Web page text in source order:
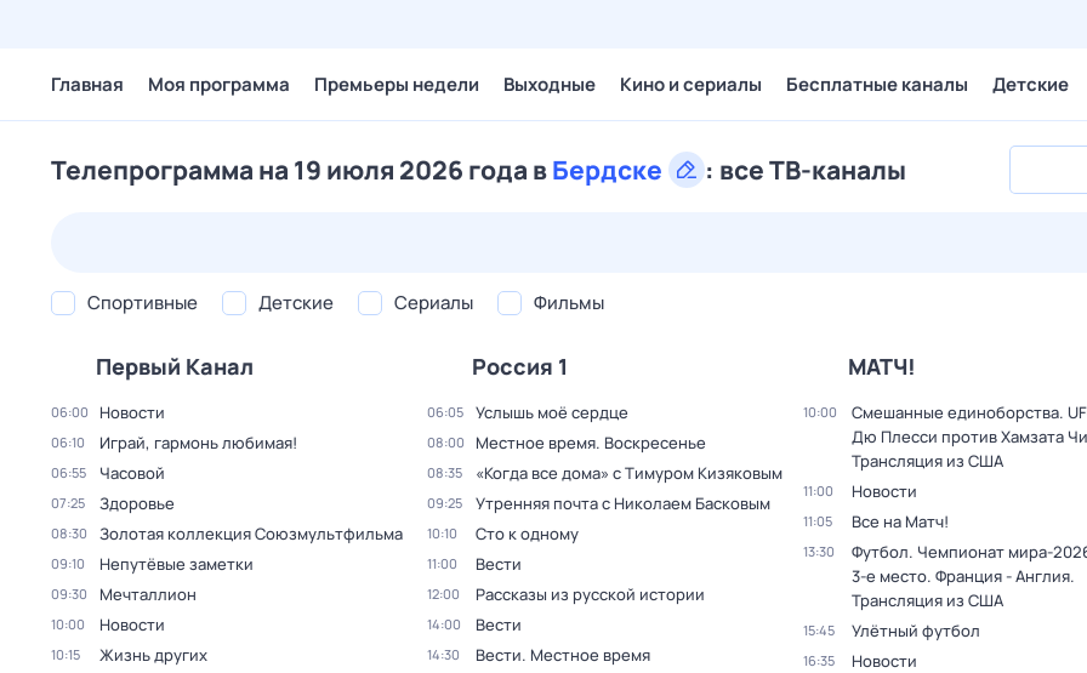
Главная Моя программа Премьеры недели Выходные Кино и сериалы Бесплатные каналы Детские
Телепрограмма на 19 июля 2026 года вБердске : все ТВ-каналы
Спортивные Детские Сериалы Фильмы
Первый Канал
06:00 Новости
06:10 Играй, гармонь любимая!
06:55 Часовой
07:25 Здоровье
08:30 Золотая коллекция Союзмультфильма
09:10 Непутёвые заметки
09:30 Мечталлион
10:00 Новости
10:15 Жизнь других
Россия 1
06:05 Услышь моё сердце
08:00 Местное время. Воскресенье
08:35 «Когда все дома» с Тимуром Кизяковым
09:25 Утренняя почта с Николаем Басковым
10:10 Сто к одному
11:00 Вести
12:00 Рассказы из русской истории
14:00 Вести
14:30 Вести. Местное время
МАТЧ!
10:00
Смешанные единоборства.
Дю Плесси против Хамзата
Трансляция из США
11:00 Новости
11:05 Все на Матч!
13:30
Футбол. Чемпионат мира-
3-е место. Франция - Англия.
Трансляция из США
15:45 Улётный футбол
16:35 Новости